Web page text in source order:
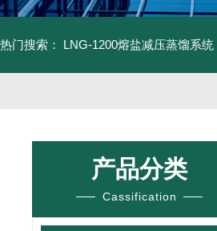
热门搜索： LNG-1200熔盐减压蒸馏系统
产品分类
Cassification